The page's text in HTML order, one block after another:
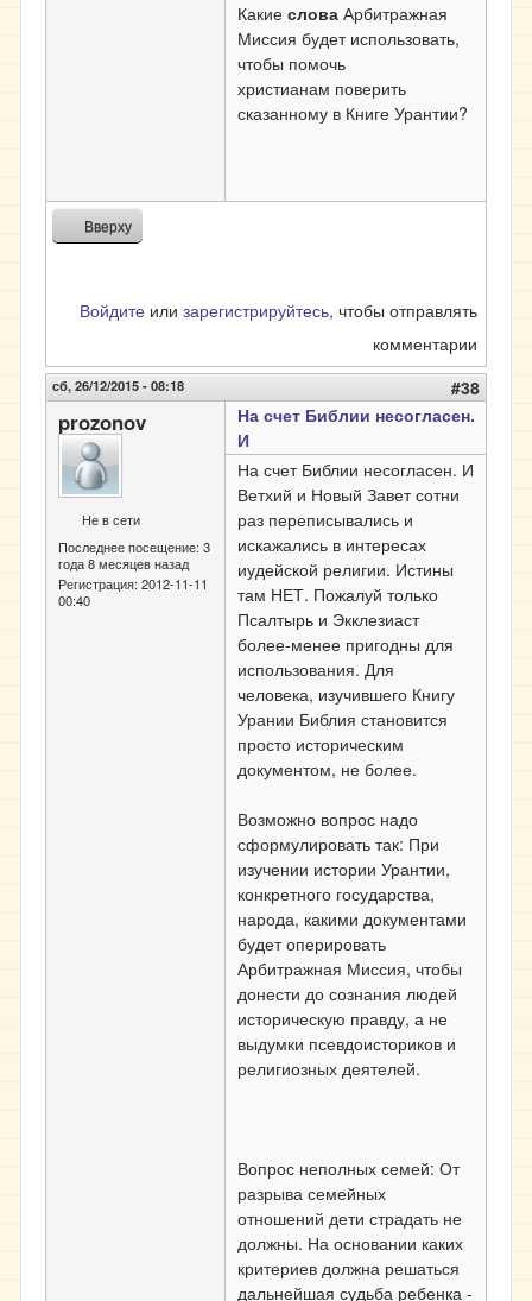
Какие слова Арбитражная
Миссия будет использовать,
чтобы помочь
христианам поверить
сказанному в Книге Урантии?
Вверху
Войдите или зарегистрируйтесь, чтобы отправлять
комментарии
сб, 26/12/2015 - 08:18 #38
prozonov
Не в сети
Последнее посещение:3
года 8 месяцев назад
Регистрация:2012-11-11
00:40
На счет Библии несогласен.
И
На счет Библии несогласен. И
Ветхий и Новый Завет сотни
раз переписывались и
искажались в интересах
иудейской религии. Истины
там НЕТ. Пожалуй только
Псалтырь и Экклезиаст
более-менее пригодны для
использования. Для
человека, изучившего Книгу
Урании Библия становится
просто историческим
документом, не более.
Возможно вопрос надо
сформулировать так: При
изучении истории Урантии,
конкретного государства,
народа, какими документами
будет оперировать
Арбитражная Миссия, чтобы
донести до сознания людей
историческую правду, а не
выдумки псевдоисториков и
религиозных деятелей.
Вопрос неполных семей: От
разрыва семейных
отношений дети страдать не
должны. На основании каких
критериев должна решаться
дальнейшая судьба ребенка -